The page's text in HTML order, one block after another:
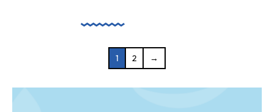
1 2 →